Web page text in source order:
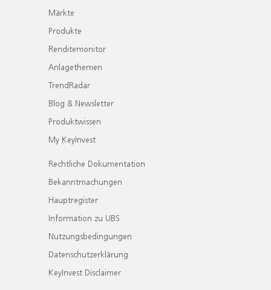
Märkte
Produkte
Renditemonitor
Anlagethemen
TrendRadar
Blog & Newsletter
Produktwissen
My KeyInvest
Rechtliche Dokumentation
Bekanntmachungen
Hauptregister
Information zu UBS
Nutzungsbedingungen
Datenschutzerklärung
KeyInvest Disclaimer